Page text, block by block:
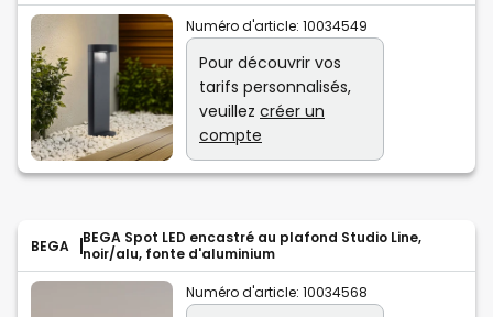
Numéro d'article: 10034549
Pour découvrir vos
tarifs personnalisés,
veuillez créer un
compte
BEGA
BEGA Spot LED encastré au plafond Studio Line,
noir/alu, fonte d'aluminium
Numéro d'article: 10034568